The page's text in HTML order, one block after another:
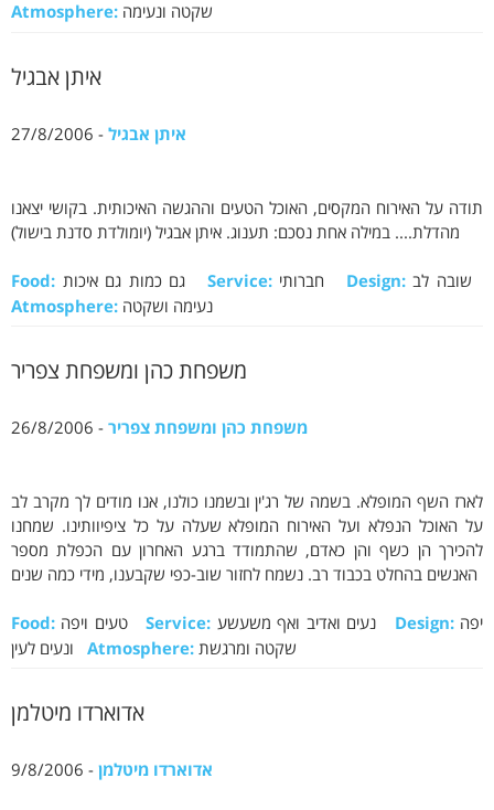
Atmosphere: שקטה ונעימה
איתן אבגיל
איתן אבגיל - 27/8/2006
תודה על האירוח המקסים, האוכל הטעים וההגשה האיכותית. בקושי יצאנו
מהדלת.... במילה אחת נסכם: תענוג. איתן אבגיל (יומולדת סדנת בישול)
Food: Service: Design:
Atmosphere: נעימה ושקטה
משפחת כהן ומשפחת צפריר
משפחת כהן ומשפחת צפריר - 26/8/2006
לארז השף המופלא. בשמה של רג'ין ובשמנו כולנו, אנו מודים לך מקרב לב
על האוכל הנפלא ועל האירוח המופלא שעלה על כל ציפיוותינו. שמחנו
להכירך הן כשף והן כאדם, שהתמודד ברגע האחרון עם הכפלת מספר
האנשים בהחלט בכבוד רב. נשמח לחזור שוב-כפי שקבענו, מידי כמה שנים
Food: טעים ויפהService: Design:יפה
Atmosphere: שקטה ומרגשת
אדוארדו מיטלמן
אדוארדו מיטלמן - 9/8/2006